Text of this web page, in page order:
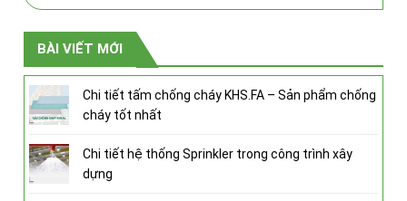
BÀI VIẾT MỚI
Chi tiết tấm chống cháy KHS.FA – Sản phẩm chống
cháy tốt nhất
Chi tiết hệ thống Sprinkler trong công trình xây
dựng